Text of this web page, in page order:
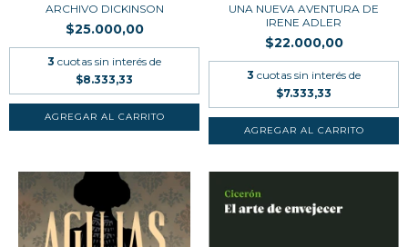
ARCHIVO DICKINSON
$25.000,00
3 cuotas sin interés de
$8.333,33
UNA NUEVA AVENTURA DE
IRENE ADLER
$22.000,00
3 cuotas sin interés de
$7.333,33